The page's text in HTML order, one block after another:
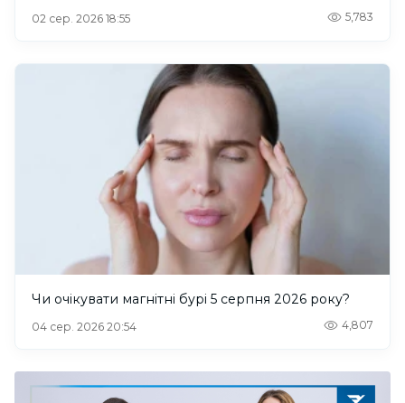
02 сер. 2026 18:55 5,783
Чи очікувати магнітні бурі 5 серпня 2026 року?
04 сер. 2026 20:54 4,807